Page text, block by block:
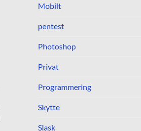
Mobilt
pentest
Photoshop
Privat
Programmering
Skytte
Slask